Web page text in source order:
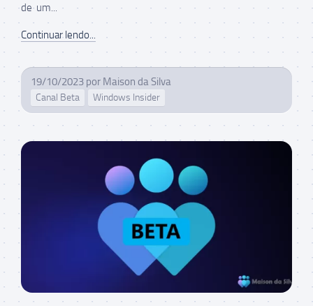
de um...
Continuar lendo...
19/10/2023 por Maison da Silva
Canal Beta Windows Insider